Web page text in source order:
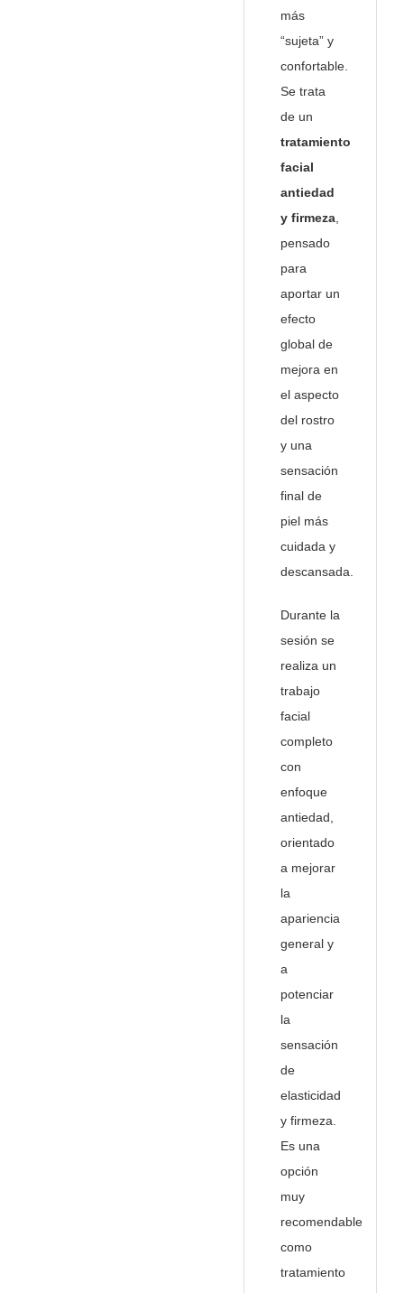
más
“sujeta” y
confortable.
Se trata
de un
tratamiento
facial
antiedad
y firmeza,
pensado
para
aportar un
efecto
global de
mejora en
el aspecto
del rostro
y una
sensación
final de
piel más
cuidada y
descansada.
Durante la
sesión se
realiza un
trabajo
facial
completo
con
enfoque
antiedad,
orientado
a mejorar
la
apariencia
general y
a
potenciar
la
sensación
de
elasticidad
y firmeza.
Es una
opción
muy
recomendable
como
tratamiento